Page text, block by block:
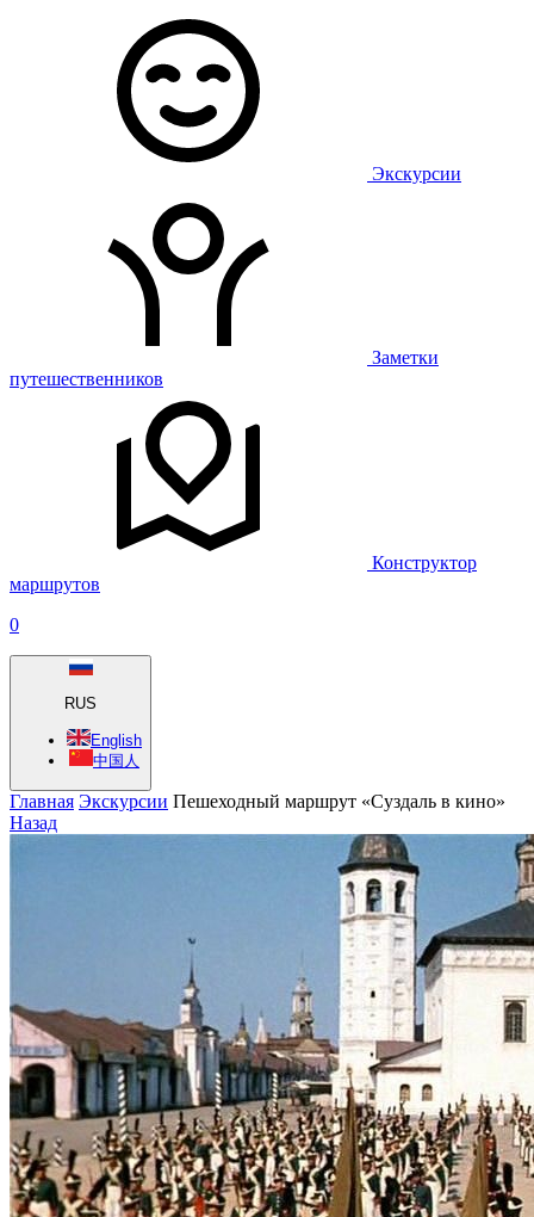
Экскурсии
Заметки
путешественников
Конструктор
маршрутов
0
RUS
English
中国人
Главная Экскурсии Пешеходный маршрут «Суздаль в кино»
Назад